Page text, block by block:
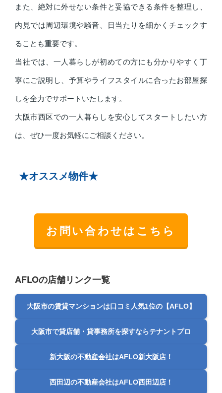
また、絶対に外せない条件と妥協できる条件を整理し、
内見では周辺環境や騒音、日当たりを細かくチェックす
ることも重要です。
当社では、一人暮らしが初めての方にも分かりやすく丁
寧にご説明し、予算やライフスタイルに合ったお部屋探
しを全力でサポートいたします。
大阪市西区での一人暮らしを安心してスタートしたい方
は、ぜひ一度お気軽にご相談ください。
★オススメ物件★
お問い合わせはこちら
AFLOの店舗リンク一覧
大阪市の賃貸マンションは口コミ人気1位の【AFLO】
大阪市で貸店舗・貸事務所を探すならテナントプロ
新大阪の不動産会社はAFLO新大阪店！
西田辺の不動産会社はAFLO西田辺店！